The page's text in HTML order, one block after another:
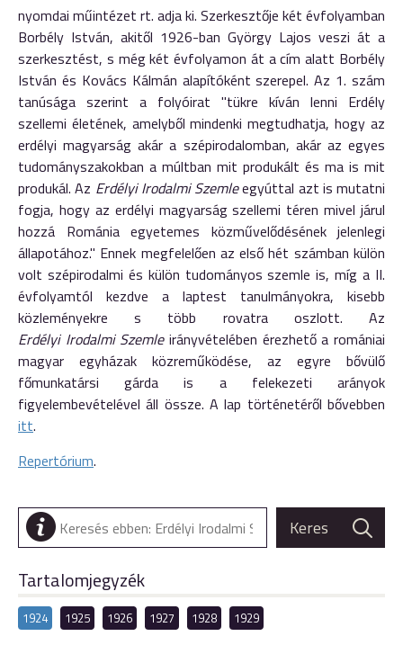
nyomdai műintézet rt. adja ki. Szerkesztője két évfolyamban
Borbély István, akitől 1926-ban György Lajos veszi át a
szerkesztést, s még két évfolyamon át a cím alatt Borbély
István és Kovács Kálmán alapítóként szerepel. Az 1. szám
tanúsága szerint a folyóirat "tükre kíván lenni Erdély
szellemi életének, amelyből mindenki megtudhatja, hogy az
erdélyi magyarság akár a szépirodalomban, akár az egyes
tudományszakokban a múltban mit produkált és ma is mit
produkál. Az Erdélyi Irodalmi Szemleegyúttal azt is mutatni
fogja, hogy az erdélyi magyarság szellemi téren mivel járul
hozzá Románia egyetemes közművelődésének jelenlegi
állapotához." Ennek megfelelően az első hét számban külön
volt szépirodalmi és külön tudományos szemle is, míg a II.
évfolyamtól kezdve a laptest tanulmányokra, kisebb
közleményekre s több rovatra oszlott. Az
Erdélyi Irodalmi Szemleirányvételében érezhető a romániai
magyar egyházak közreműködése, az egyre bővülő
főmunkatársi gárda is a felekezeti arányok
figyelembevételével áll össze. A lap történetéről bővebben
itt.
Repertórium.
Tartalomjegyzék
1924 1925 1926 1927 1928 1929